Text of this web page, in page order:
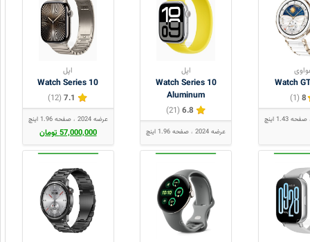
Watch
8
(1)
صفحه 1.43 اینچ
اپل
Watch Series 10
Aluminum
6.8
(21)
عرضه 2024 صفحه 1.96 اینچ
اپل
Watch Series 10
7.1
(12)
عرضه 2024 صفحه 1.96 اینچ
57,000,000 تومان